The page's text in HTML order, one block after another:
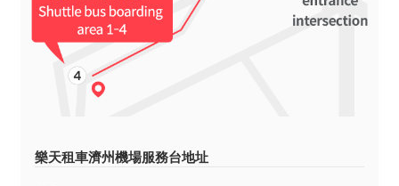
樂天租車濟州機場服務台地址